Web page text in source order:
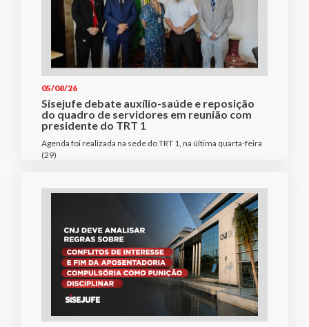
05/08/26
Sisejufe debate auxílio-saúde e reposição
do quadro de servidores em reunião com
presidente do TRT 1
Agenda foi realizada na sede do TRT 1, na última quarta-feira
(29)